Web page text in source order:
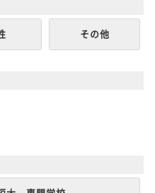
その他